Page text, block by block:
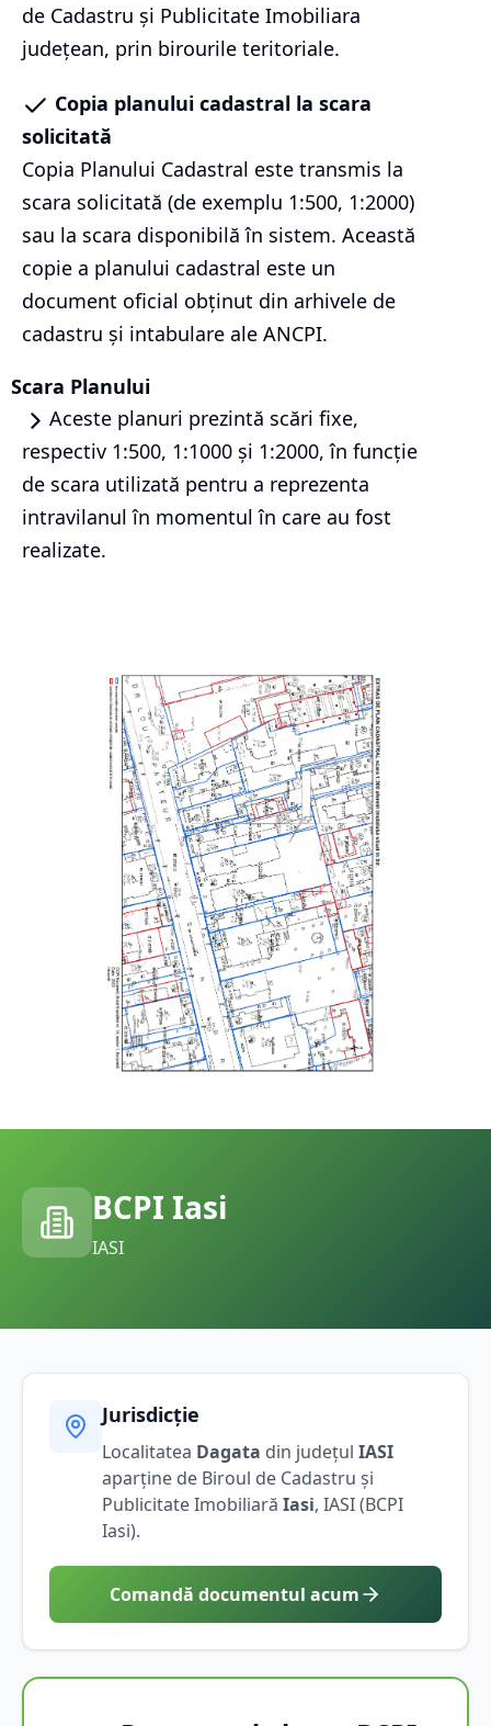
de Cadastru și Publicitate Imobiliara
județean, prin birourile teritoriale.
Copia planului cadastral la scara
solicitată
Copia Planului Cadastral este transmis la
scara solicitată (de exemplu 1:500, 1:2000)
sau la scara disponibilă în sistem. Această
copie a planului cadastral este un
document oficial obținut din arhivele de
cadastru și intabulare ale ANCPI.
Scara Planului
Aceste planuri prezintă scări fixe,
respectiv 1:500, 1:1000 și 1:2000, în funcție
de scara utilizată pentru a reprezenta
intravilanul în momentul în care au fost
realizate.
BCPI Iasi
IASI
Jurisdicție
Localitatea Dagata din județul IASI
aparține de Biroul de Cadastru și
Publicitate Imobiliară Iasi, IASI(BCPI
Iasi).
Comandă documentul acum